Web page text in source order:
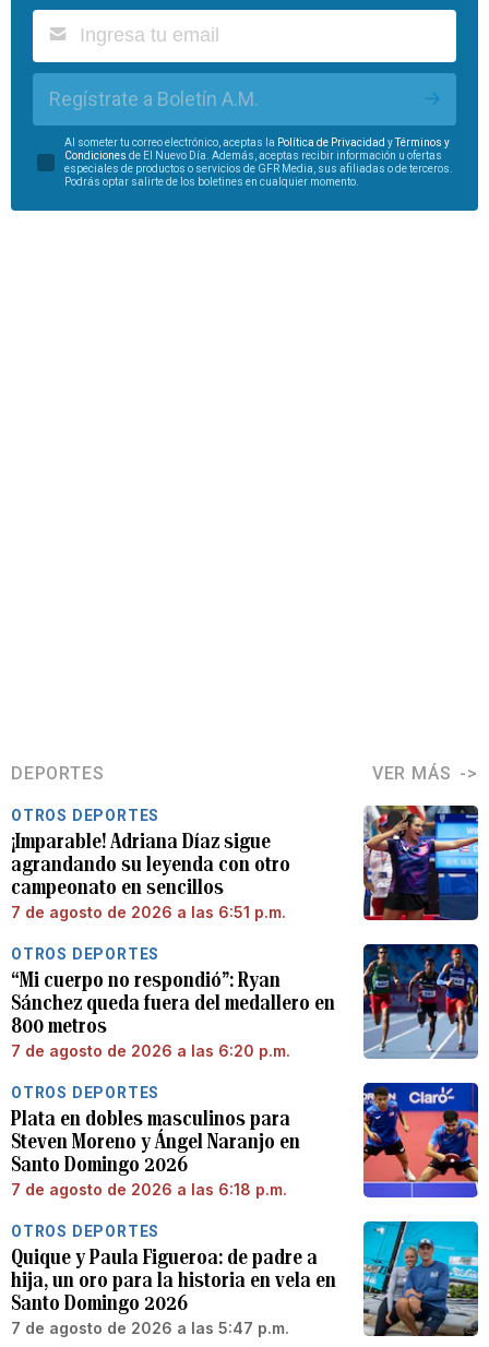
Regístrate a Boletín A.M.
Al someter tu correo electrónico, aceptas la Política de Privacidad yTérminos y
Condiciones de El Nuevo Día. Además, aceptas recibir información u ofertas
especiales de productos o servicios de GFR Media, sus afiliadas o de terceros.
Podrás optar salirte de los boletines en cualquier momento.
DEPORTES VER MÁS
OTROS DEPORTES
¡Imparable! Adriana Díaz sigue
agrandando su leyenda con otro
campeonato en sencillos
7 de agosto de 2026 a las 6:51 p.m.
OTROS DEPORTES
“Mi cuerpo no respondió”: Ryan
Sánchez queda fuera del medallero en
800 metros
7 de agosto de 2026 a las 6:20 p.m.
OTROS DEPORTES
Plata en dobles masculinos para
Steven Moreno y Ángel Naranjo en
Santo Domingo 2026
7 de agosto de 2026 a las 6:18 p.m.
OTROS DEPORTES
Quique y Paula Figueroa: de padre a
hija, un oro para la historia en vela en
Santo Domingo 2026
7 de agosto de 2026 a las 5:47 p.m.